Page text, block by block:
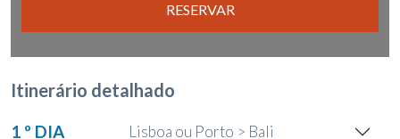
RESERVAR
Itinerário detalhado
1 º DIA Lisboa ou Porto > Bali